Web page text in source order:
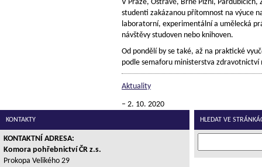
V Praze, Ostravě, Brně Plzni,
studenti zakázanou přítomnost na výuce
laboratorní, experimentální a umělecká
návštěvy studoven nebo knihoven.
Od pondělí by se také, až na praktické
podle semaforu ministerstva
Aktuality
2. 10. 2020
KONTAKTY
KONTAKTNÍ ADRESA:
Komora pohřebnictví ČR z.s.
Prokopa Velikého 29
HLEDAT VE